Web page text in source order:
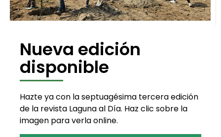
Nueva edición
disponible
Hazte ya con la septuagésima tercera edición
de la revista Laguna al Día. Haz clic sobre la
imagen para verla online.